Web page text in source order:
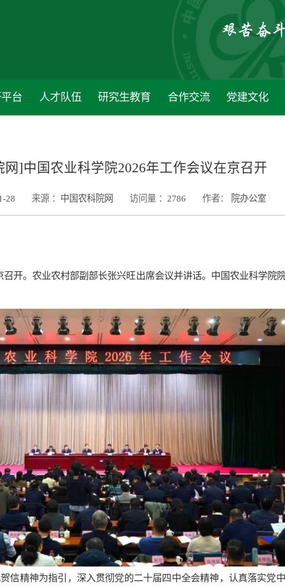
台 人才队伍 研究生教育 合作交流 党建文化
网]中国农业科学院2026年工作会议在京召开
28 来源 ： 中国农科院网 访问量 ： 2786 作者： 院办公室
开。农业农村部副部长张兴旺出席会议并讲话。中国农业科学院
信精神为指引，深入贯彻党的二十届四中全会精神，认真落实党